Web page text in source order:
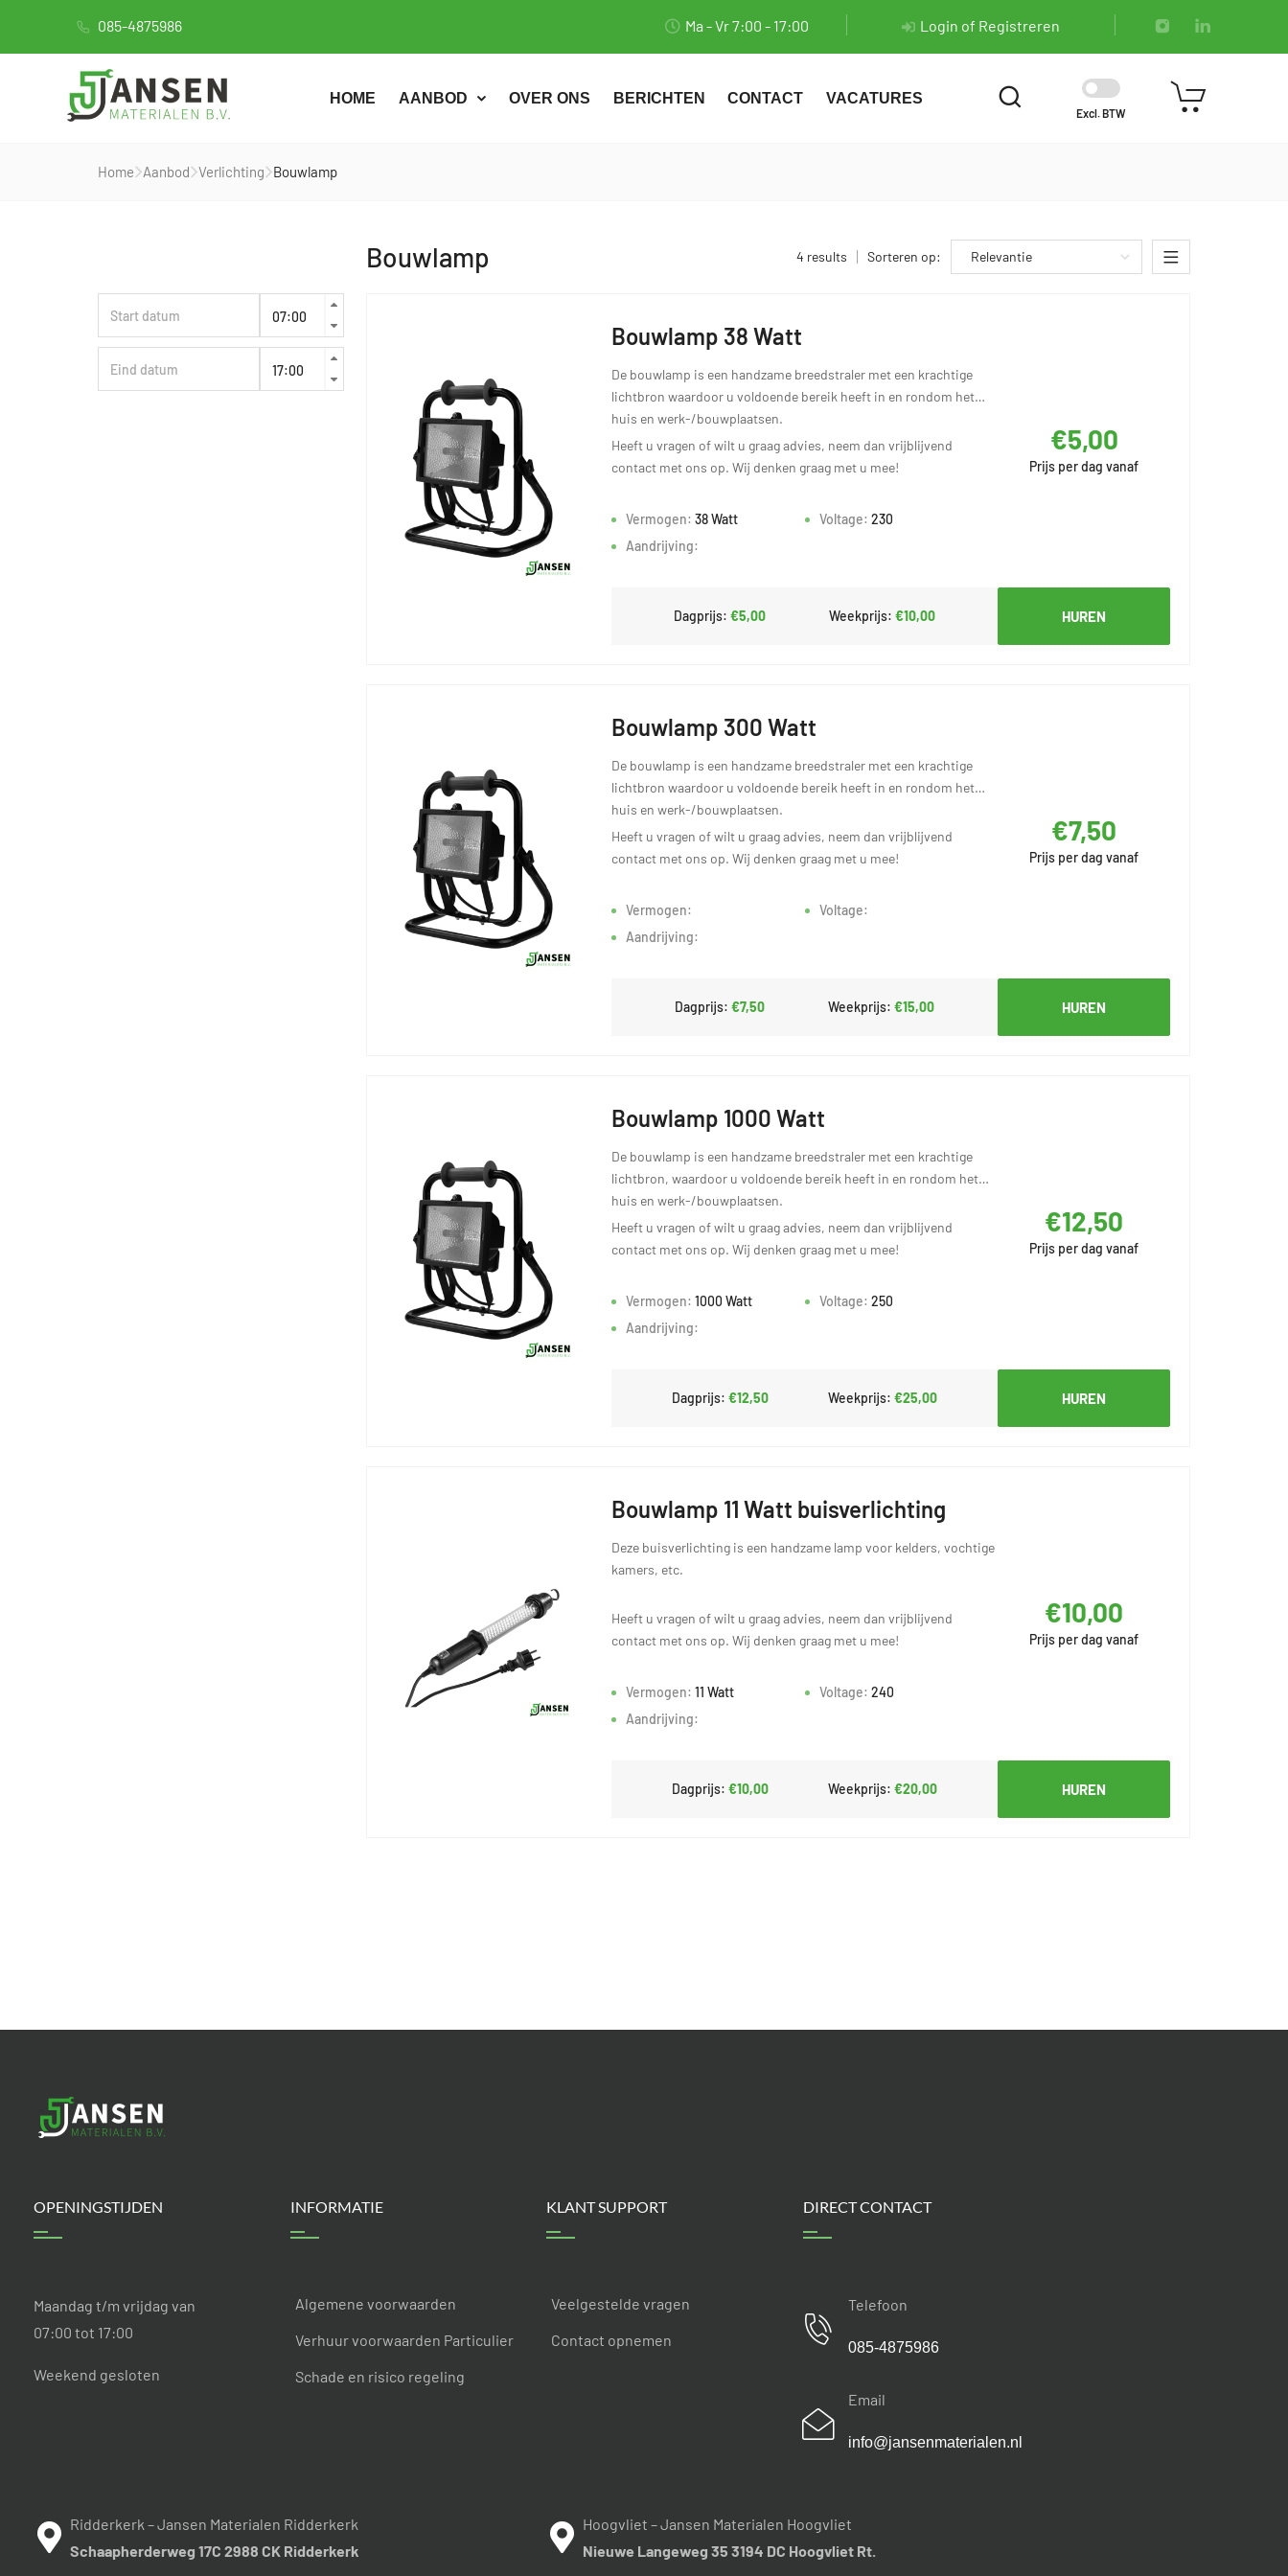
085-4875986 Ma - Vr 7:00 - 17:00 Login of Registreren
HOME AANBOD OVER ONS BERICHTEN CONTACT VACATURES
Excl. BTW
Home Aanbod Verlichting Bouwlamp
Bouwlamp 4 results Sorteren op:
Bouwlamp 38 Watt
De bouwlamp is een handzame breedstraler met een krachtige
lichtbron waardoor u voldoende bereik heeft in en rondom het
huis en werk-/bouwplaatsen.
Heeft u vragen of wilt u graag advies, neem dan vrijblijvend
contact met ons op. Wij denken graag met u mee!
Vermogen: 38 Watt
Aandrijving:
Voltage: 230
€5,00
Prijs per dag vanaf
Dagprijs:€5,00 Weekprijs: €10,00 HUREN
Bouwlamp 300 Watt
De bouwlamp is een handzame breedstraler met een krachtige
lichtbron waardoor u voldoende bereik heeft in en rondom het
huis en werk-/bouwplaatsen.
Heeft u vragen of wilt u graag advies, neem dan vrijblijvend
contact met ons op. Wij denken graag met u mee!
Vermogen:
Aandrijving:
Voltage:
€7,50
Prijs per dag vanaf
Dagprijs: €7,50 Weekprijs: €15,00 HUREN
Bouwlamp 1000 Watt
De bouwlamp is een handzame breedstraler met een krachtige
lichtbron, waardoor u voldoende bereik heeft in en rondom het
huis en werk-/bouwplaatsen.
Heeft u vragen of wilt u graag advies, neem dan vrijblijvend
contact met ons op. Wij denken graag met u mee!
Vermogen: 1000 Watt
Aandrijving:
Voltage: 250
€12,50
Prijs per dag vanaf
Dagprijs: €12,50 Weekprijs:€25,00 HUREN
Bouwlamp 11 Watt buisverlichting
Deze buisverlichting is een handzame lamp voor kelders, vochtige
kamers, etc.
Heeft u vragen of wilt u graag advies, neem dan vrijblijvend
contact met ons op. Wij denken graag met u mee!
Vermogen: 11 Watt
Aandrijving:
Voltage: 240
€10,00
Prijs per dag vanaf
Dagprijs: €10,00 Weekprijs:€20,00 HUREN
OPENINGSTIJDEN
Maandag t/m vrijdag van
07:00 tot 17:00
Weekend gesloten
INFORMATIE
Algemene voorwaarden
Verhuur voorwaarden Particulier
Schade en risico regeling
KLANT SUPPORT
Veelgestelde vragen
Contact opnemen
DIRECT CONTACT
Telefoon
085-4875986
Email
info@jansenmaterialen.nl
Ridderkerk – Jansen Materialen Ridderkerk
Schaapherderweg 17C 2988 CK Ridderkerk
Hoogvliet – Jansen Materialen Hoogvliet
Nieuwe Langeweg 35 3194 DC Hoogvliet Rt.